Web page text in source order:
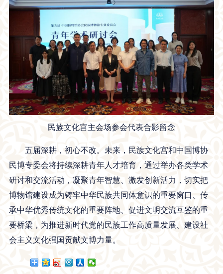
民族文化宫主会场参会代表合影留念
五届深耕，初心不改。未来，民族文化宫和中国博协
民博专委会将持续深耕青年人才培育，通过举办各类学术
研讨和交流活动，凝聚青年智慧、激发创新活力，切实把
博物馆建设成为铸牢中华民族共同体意识的重要窗口、传
承中华优秀传统文化的重要阵地、促进文明交流互鉴的重
要桥梁，为推进新时代党的民族工作高质量发展、建设社
会主义文化强国贡献文博力量。